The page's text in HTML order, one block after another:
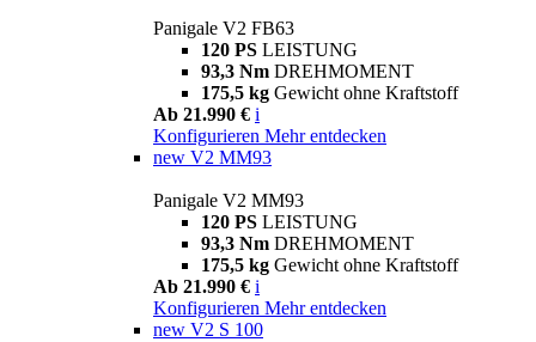
Panigale V2 FB63
120 PS LEISTUNG
93,3 Nm DREHMOMENT
175,5 kg Gewicht ohne Kraftstoff
Ab 21.990 € i
Konfigurieren Mehr entdecken
new V2 MM93
Panigale V2 MM93
120 PS LEISTUNG
93,3 Nm DREHMOMENT
175,5 kg Gewicht ohne Kraftstoff
Ab 21.990 € i
Konfigurieren Mehr entdecken
new V2 S 100